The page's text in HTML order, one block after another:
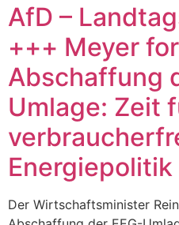
AfD –
+++ Meyer
Abschaffung
Umlage: Zeit
Der Wirtschaftsminister